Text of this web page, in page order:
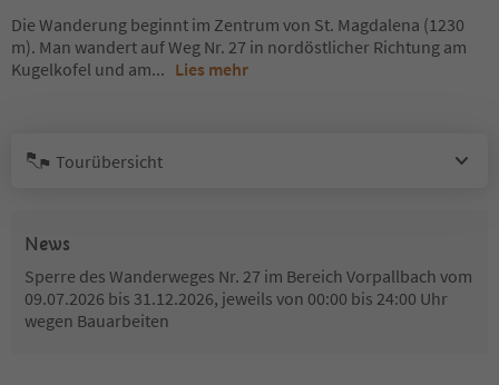
Die Wanderung beginnt im Zentrum von St. Magdalena (1230
m). Man wandert auf Weg Nr. 27 in nordöstlicher Richtung am
Kugelkofel und am... Lies mehr
Tourübersicht
News
Sperre des Wanderweges Nr. 27 im Bereich Vorpallbach vom
09.07.2026 bis 31.12.2026, jeweils von 00:00 bis 24:00 Uhr
wegen Bauarbeiten